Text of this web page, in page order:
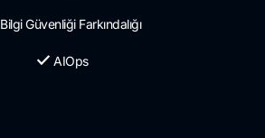
Bilgi Güvenliği Farkındalığı
AIOps